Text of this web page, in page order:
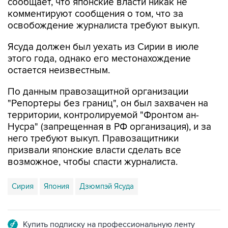
освобождение журналиста требуют выкуп.
Ясуда должен был уехать из Сирии в июле
остается неизвестным.
По данным правозащитной организации
территории, контролируемой "Фронтом ан-
Нусра" (запрещенная в РФ организация), и за
него требуют выкуп. Правозащитники
призвали японские власти сделать все
возможное, чтобы спасти журналиста.
Сирия Япония Дзюмпэй Ясуда
Подписаться на рассылку главных новостей сайта